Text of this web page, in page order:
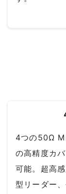
4つの50Ω
の高精度カ
可能。超高
型リーダー